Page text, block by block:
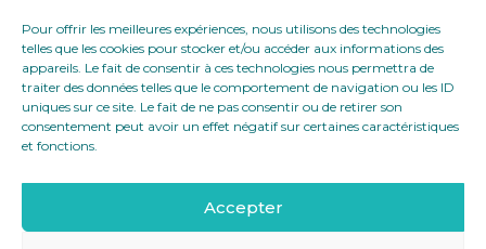
Pour offrir les meilleures expériences, nous utilisons des technologies
telles que les cookies pour stocker et/ou accéder aux informations des
appareils. Le fait de consentir à ces technologies nous permettra de
traiter des données telles que le comportement de navigation ou les ID
uniques sur ce site. Le fait de ne pas consentir ou de retirer son
consentement peut avoir un effet négatif sur certaines caractéristiques
et fonctions.
Accepter
FaceBook
TwitterLinkedIn